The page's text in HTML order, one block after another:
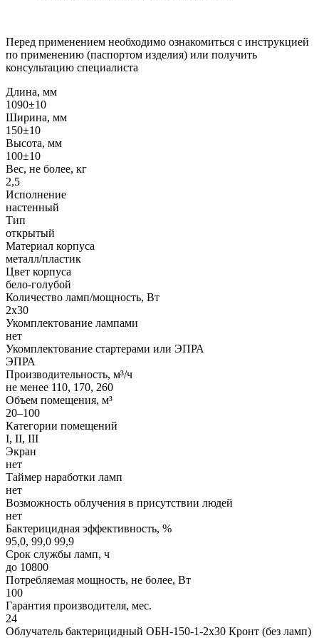
Перед применением необходимо ознакомиться с инструкцией
по применению (паспортом изделия) или получить
консультацию специалиста
Длина, мм
1090±10
Ширина, мм
150±10
Высота, мм
100±10
Вес, не более, кг
2,5
Исполнение
настенный
Тип
открытый
Материал корпуса
металл/пластик
Цвет корпуса
бело-голубой
Количество ламп/мощность, Вт
2x30
Укомплектование лампами
нет
Укомплектование стартерами или ЭПРА
ЭПРА
Производительность, м³/ч
не менее 110, 170, 260
Объем помещения, м³
20–100
Категории помещений
I, II, III
Экран
нет
Таймер наработки ламп
нет
Возможность облучения в присутствии людей
нет
Бактерицидная эффективность, %
95,0, 99,0 99,9
Срок службы ламп, ч
до 10800
Потребляемая мощность, не более, Вт
100
Гарантия производителя, мес.
24
Облучатель бактерицидный ОБН-150-1-2x30 Кронт (без ламп)